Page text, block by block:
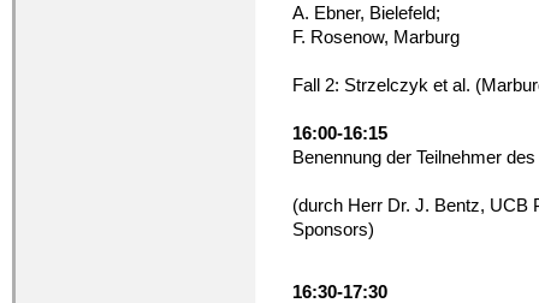
A. Ebner, Bielefeld;
F. Rosenow, Marburg
Fall 2: Strzelczyk et al.
16:00-16:15
Benennung der Teilnehmer
(durch Herr Dr. J. Bentz, UCB
Sponsors)
16:30-17:30